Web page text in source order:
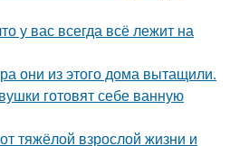
у вас всегда всё лежит на
они из этого дома вытащили.
готовят себе ванную
тяжёлой взрослой жизни и